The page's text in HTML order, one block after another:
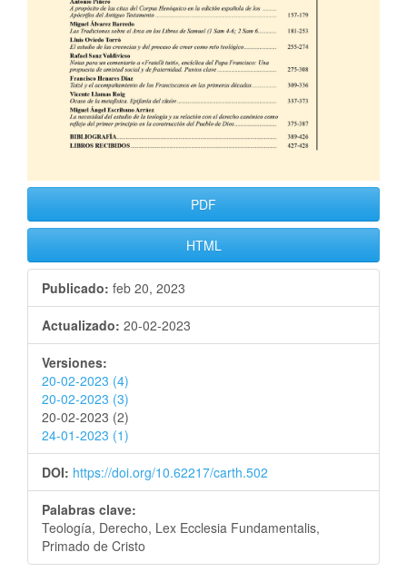
PDF
HTML
Publicado: feb 20, 2023
Actualizado: 20-02-2023
Versiones:
20-02-2023 (4)
20-02-2023 (3)
20-02-2023 (2)
24-01-2023 (1)
DOI: https://doi.org/10.62217/carth.502
Palabras clave:
Teología, Derecho, Lex Ecclesia Fundamentalis,
Primado de Cristo